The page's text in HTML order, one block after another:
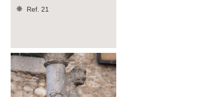
Ref. 21